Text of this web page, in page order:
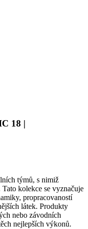
18 |
týmů, s nimiž
kolekce se vyznačuje
propracovaností
látek. Produkty
nebo závodních
nejlepších výkonů.